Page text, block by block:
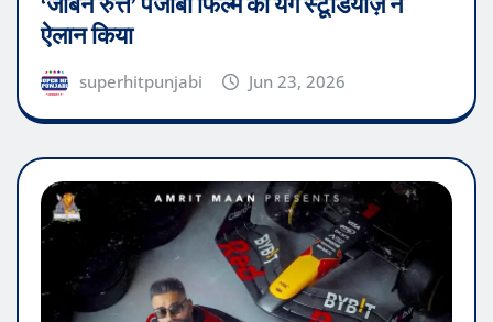
ऐलान किया
superhitpunjabi Jun 23, 2026